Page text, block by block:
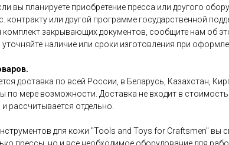
вы планируете приобретение пресса или другого
контракту или другой программе государственной
комплект закрывающих документов, сообщите нам об
наличие или сроки изготовления при
доставка по всей России, в Беларусь, Казахстан,
по мере возможности. Доставка не входит в стоимость
рассчитывается отдельно.
для кожи "Tools and Toys for Craftsmen" вы